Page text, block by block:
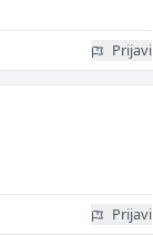
Prijavi
Prijavi